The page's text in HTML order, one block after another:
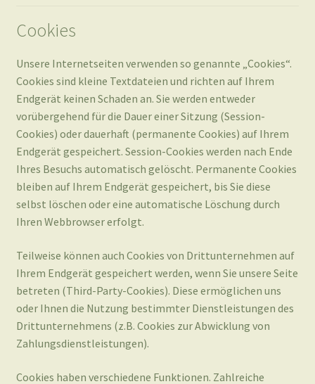
Endgerät keinen Schaden an. Sie werden entweder
vorübergehend für die Dauer einer Sitzung (Session-
Cookies) oder dauerhaft (permanente Cookies) auf Ihrem
Endgerät gespeichert. Session-Cookies werden nach Ende
Ihres Besuchs automatisch gelöscht. Permanente Cookies
bleiben auf Ihrem Endgerät gespeichert, bis Sie diese
selbst löschen oder eine automatische Löschung durch
Ihren Webbrowser erfolgt.
Teilweise können auch Cookies von Drittunternehmen auf
Ihrem Endgerät gespeichert werden, wenn Sie unsere Seite
betreten (Third-Party-Cookies). Diese ermöglichen uns
oder Ihnen die Nutzung bestimmter Dienstleistungen des
Drittunternehmens (z.B. Cookies zur Abwicklung von
Zahlungsdienstleistungen).
Cookies haben verschiedene Funktionen. Zahlreiche
Cookies sind technisch notwendig, da bestimmte
Webseitenfunktionen ohne diese nicht funktionieren
würden (z.B. die Warenkorbfunktion oder die Anzeige von
Videos). Andere Cookies dienen dazu, das Nutzerverhalten